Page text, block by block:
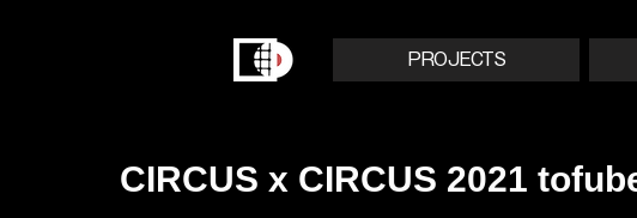
PROJECTS
CIRCUS x CIRCUS 2021